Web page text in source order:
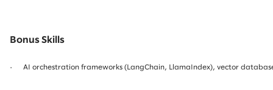
Bonus Skills
· AI orchestration frameworks (LangChain, LlamaIndex), vector